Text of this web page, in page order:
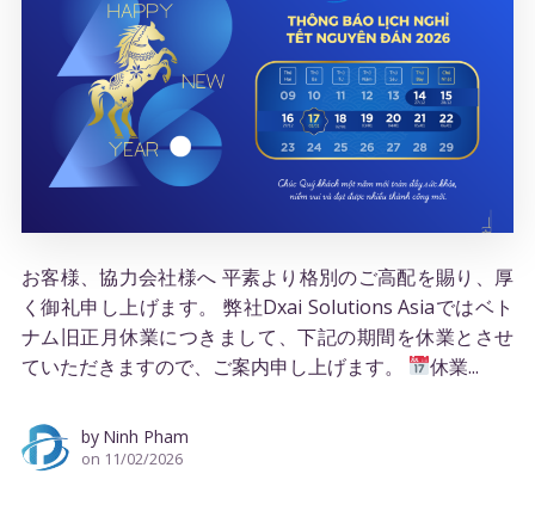
お客様、協力会社様へ 平素より格別のご高配を賜り、厚
く御礼申し上げます。 弊社Dxai Solutions Asiaではベト
ナム旧正月休業につきまして、下記の期間を休業とさせ
ていただきますので、ご案内申し上げます。
休業...
by Ninh Pham
on 11/02/2026